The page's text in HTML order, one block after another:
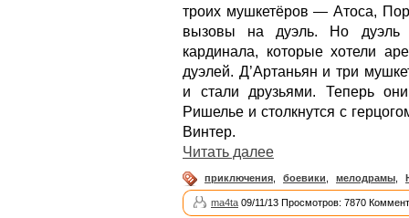
троих мушкетёров — Атоса,
вызовы на дуэль. Но дуэль
кардинала, которые хотели
дуэлей. Д’Артаньян и три
и стали друзьями. Теперь
Ришелье и столкнутся с
Винтер.
Читать далее
приключения боевики мелодрамы
ma4ta 09/11/13 Просмотров: 7870